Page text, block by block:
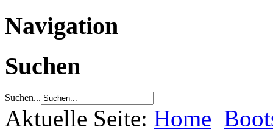
Navigation
Suchen
Suchen...
Aktuelle Seite: Home